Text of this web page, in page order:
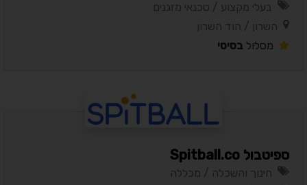
בעלי מקצוע / טכנאי מזגנים
השרון / הוד השרון
מסלול בסיסי
ספיטבול Spitball.co
חינוך והשכלה / מכללה